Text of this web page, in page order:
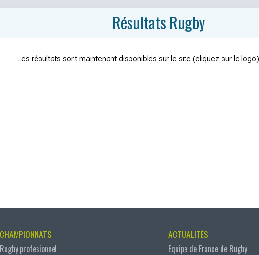
Résultats Rugby
Les résultats sont maintenant disponibles sur le site (cliquez sur le logo)
CHAMPIONNATS
Rugby profesionnel
ACTUALITÉS
Equipe de France de Rugby